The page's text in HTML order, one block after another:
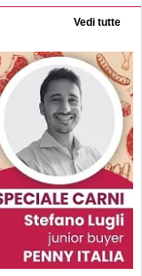
Vedi tutte